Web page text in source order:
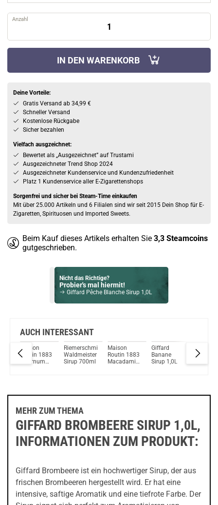
Anzahl
IN DEN WARENKORB
Deine Vorteile:
Gratis Versand ab 34,99 €
Schneller Versand
Kostenlose Rückgabe
Sicher bezahlen
Vielfach ausgzeichnet:
Bewertet als „Ausgezeichnet” auf Trustami
Ausgezeichneter Trend Shop 2024
Ausgezeichneter Kundenservice und Kundenzufriedenheit
Platz 1 Kundenservice aller E-Zigarettenshops
Sorgenfrei und sicher bei Steam-Time einkaufen
Mit über 25.000 Artikeln und 6 Filialen sind wir seit 2015 Dein Shop für E-
Zigaretten, Spirituosen und Imported Sweets.
Beim Kauf dieses Artikels erhalten Sie 3,3 Steamcoins
gutgeschrieben.
Nicht das Richtige?
Probier's mal hiermit!
Giffard Pêche Blanche Sirup 1,0L
Jack Daniel’s Tumbler Whiskybecher – Stilvoll genießen mit Charakter
Du willst Kröten sparen?
Schau mal hier!
Dovpo Ayce Pro Pod System Kit Pink
AUCH INTERESSANT
Maison
Routin 1883
Falernum
Riemerschmid
Waldmeister
Sirup 700ml
Maison
Routin 1883
Macadamia
Giffard
Banane
Sirup 1,0L
Monin
Curacao
MEHR ZUM THEMA
GIFFARD BROMBEERE SIRUP 1,0L,
INFORMATIONEN ZUM PRODUKT:
Giffard Brombeere ist ein hochwertiger Sirup, der aus
frischen Brombeeren hergestellt wird. Er hat eine
intensive, saftige Aromatik und eine tiefrote Farbe. Der